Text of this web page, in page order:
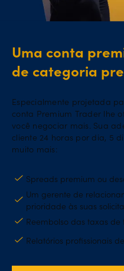
Uma conta
de categoria
Especialmente projetada
conta Premium Trader lhe
você negociar mais. Sua
cliente 24 horas por dia, 5
muito mais:
Spreads premium ou
Um gerente de
prioridade às suas
Reembolso das taxas
Relatórios profissionais